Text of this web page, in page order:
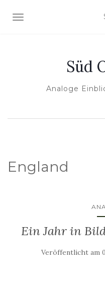
NAVIGATION
Süd
Analoge
England
Ein Jahr in
Veröffentlicht am